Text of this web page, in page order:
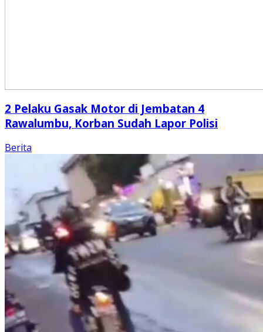
2 Pelaku Gasak Motor di Jembatan 4
Rawalumbu, Korban Sudah Lapor Polisi
Berita